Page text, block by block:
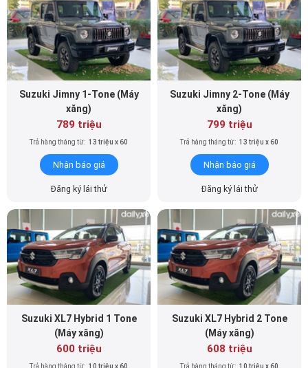
Suzuki Jimny 1-Tone (Máy
xăng)
789 triệu
Trả hàng tháng từ: 13 triệu x 60
Nhận báo giá
Đăng ký lái thử
Suzuki Jimny 2-Tone (Máy
xăng)
799 triệu
Trả hàng tháng từ: 13 triệu x 60
Nhận báo giá
Đăng ký lái thử
Suzuki XL7 Hybrid 1 Tone
(Máy xăng)
600 triệu
Suzuki XL7 Hybrid 2 Tone
(Máy xăng)
608 triệu